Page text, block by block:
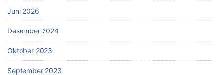
Juni 2026
Desember 2024
Oktober 2023
September 2023